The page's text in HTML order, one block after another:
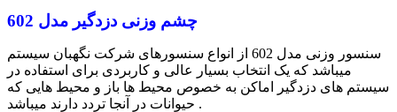
سنسور وزنی مدل 602 از انواع سنسورهای شرکت نگهبان سیستم
میباشد که یک انتخاب بسیار عالی و کاربردی برای استفاده در
سیستم های دزدگیر اماکن به خصوص محیط ها باز و محیط هایی که
حیوانات در آنجا تردد دارند میباشد .